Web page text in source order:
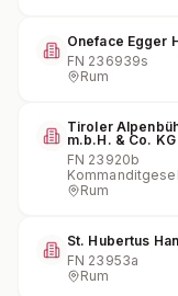
Oneface Egger
FN 236939s
Rum
Tiroler
m.b.H. & Co. KG
FN 23920b
Rum
St. Hubertus
FN 23953a
Rum